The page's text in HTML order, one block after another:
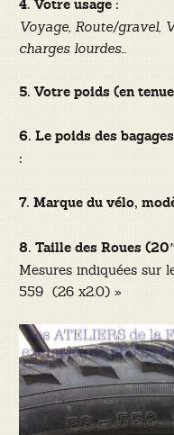
4. Votre usage :
Voyage, Route/gravel,
charges lourdes…
5. Votre poids (en
6. Le poids des
:
7. Marque du vélo,
8. Taille des Roues
Mesures indiquées sur
559 (26 x2.0) »